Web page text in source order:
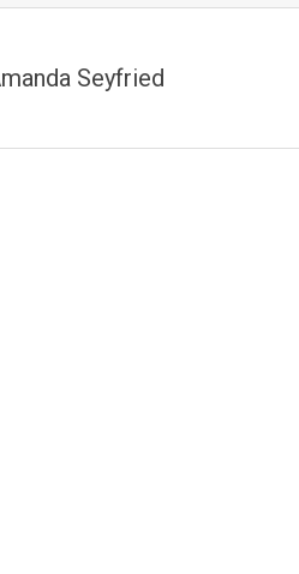
Seyfried